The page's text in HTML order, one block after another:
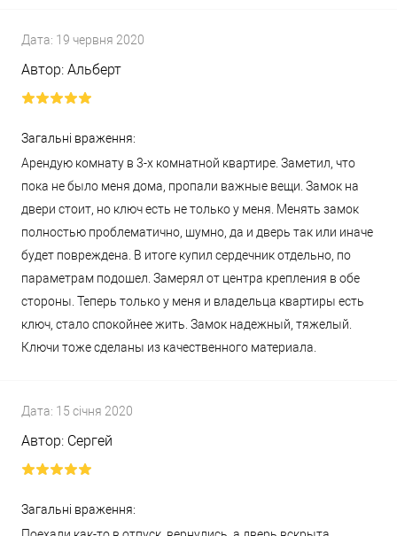
Дата: 19 червня 2020
Автор: Альберт
Загальні враження:
Арендую комнату в 3-х комнатной квартире. Заметил, что
пока не было меня дома, пропали важные вещи. Замок на
двери стоит, но ключ есть не только у меня. Менять замок
полностью проблематично, шумно, да и дверь так или иначе
будет повреждена. В итоге купил сердечник отдельно, по
параметрам подошел. Замерял от центра крепления в обе
стороны. Теперь только у меня и владельца квартиры есть
ключ, стало спокойнее жить. Замок надежный, тяжелый.
Ключи тоже сделаны из качественного материала.
Дата: 15 січня 2020
Автор: Сергей
Загальні враження: